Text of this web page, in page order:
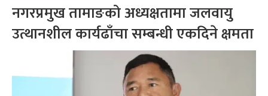
नगरप्रमुख तामाङको अध्यक्षतामा जलवायु
उत्थानशील कार्यढाँचा सम्बन्धी एकदिने क्षमता
अभिवृद्धि कार्यक्रम सम्पन्न